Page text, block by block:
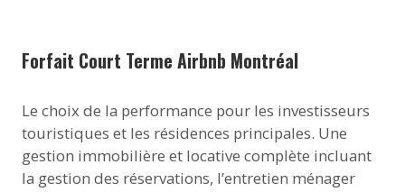
Forfait Court Terme Airbnb Montréal
Le choix de la performance pour les investisseurs
touristiques et les résidences principales. Une
gestion immobilière et locative complète incluant
la gestion des réservations, l’entretien ménager